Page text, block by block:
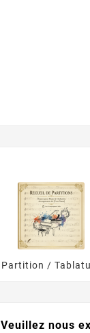
Partition /
Veuillez nous